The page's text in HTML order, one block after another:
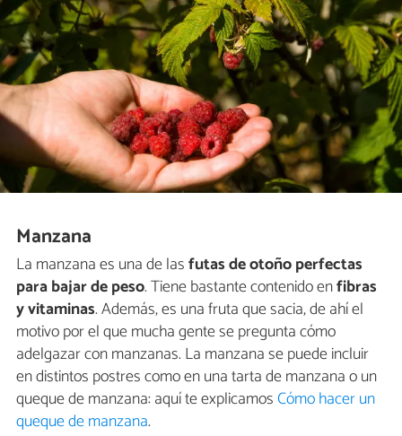
Manzana
La manzana es una de lasfutas de otoño perfectas
para bajar de peso. Tiene bastante contenido enfibras
y vitaminas. Además, es una fruta que sacia, de ahí el
motivo por el que mucha gente se pregunta cómo
adelgazar con manzanas. La manzana se puede incluir
en distintos postres como en una tarta de manzana o un
queque de manzana: aquí te explicamosCómo hacer un
queque de manzana.